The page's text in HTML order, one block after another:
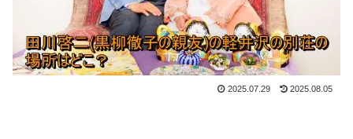
2025.07.29 2025.08.05